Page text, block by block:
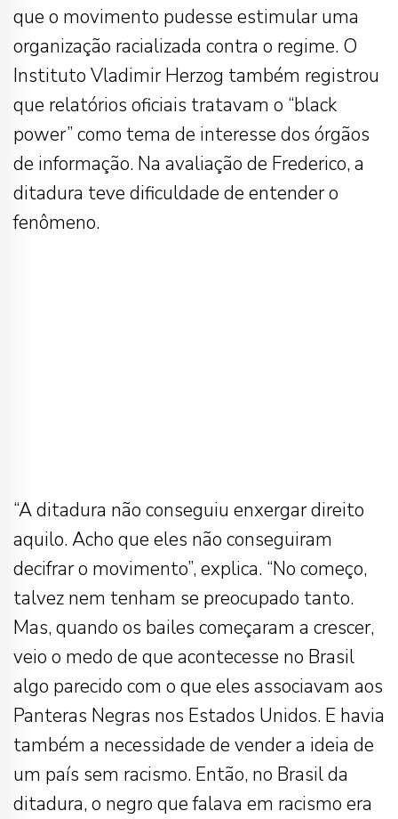
que o movimento pudesse estimular uma
organização racializada contra o regime. O
Instituto Vladimir Herzog também registrou
que relatórios oficiais tratavam o “black
power” como tema de interesse dos órgãos
de informação. Na avaliação de Frederico, a
ditadura teve dificuldade de entender o
fenômeno.
“A ditadura não conseguiu enxergar direito
aquilo. Acho que eles não conseguiram
decifrar o movimento”, explica. “No começo,
talvez nem tenham se preocupado tanto.
Mas, quando os bailes começaram a crescer,
veio o medo de que acontecesse no Brasil
algo parecido com o que eles associavam aos
Panteras Negras nos Estados Unidos. E havia
também a necessidade de vender a ideia de
um país sem racismo. Então, no Brasil da
ditadura, o negro que falava em racismo era